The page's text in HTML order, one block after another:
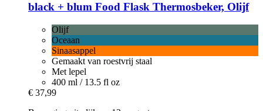
black + blum Food Flask Thermosbeker, Olijf
Olijf
Oceaan
Sinaasappel
Gemaakt van roestvrij staal
Met lepel
400 ml / 13.5 fl oz
€ 37,99